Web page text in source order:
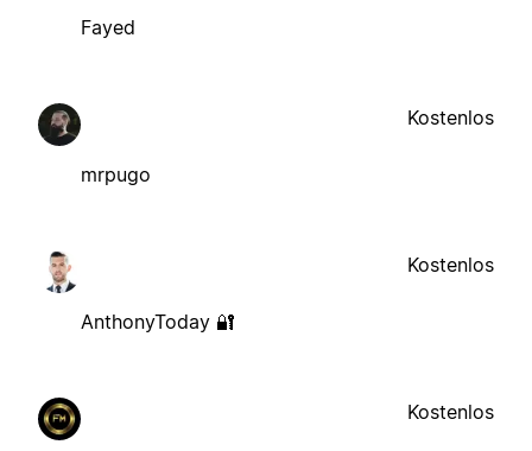
Fayed
mrpugo
Kostenlos
AnthonyToday 🔐
Kostenlos
Kostenlos